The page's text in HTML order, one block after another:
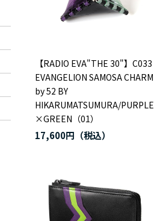
【RADIO EVA"THE 30"】C033
EVANGELION SAMOSA CHARM
by 52 BY
HIKARUMATSUMURA/PURPLE
×GREEN（01）
17,600円